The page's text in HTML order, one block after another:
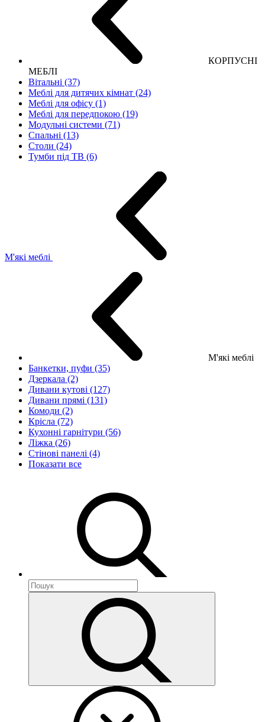
КОРПУСНІ
МЕБЛІ
Вітальні (37)
Меблі для дитячих кімнат (24)
Меблі для офісу (1)
Меблі для передпокою (19)
Модульні системи (71)
Спальні (13)
Столи (24)
Тумби під ТВ (6)
М'які меблі
М'які меблі
Банкетки, пуфи (35)
Дзеркала (2)
Дивани кутові (127)
Дивани прямі (131)
Комоди (2)
Крісла (72)
Кухонні гарнітури (56)
Ліжка (26)
Стінові панелі (4)
Показати все